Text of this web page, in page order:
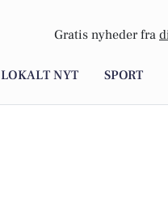
Gratis nyheder fra
LOKALT NYT SPORT